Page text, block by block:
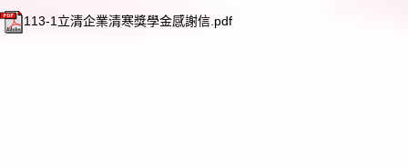
113-1立清企業清寒獎學金感謝信.pdf